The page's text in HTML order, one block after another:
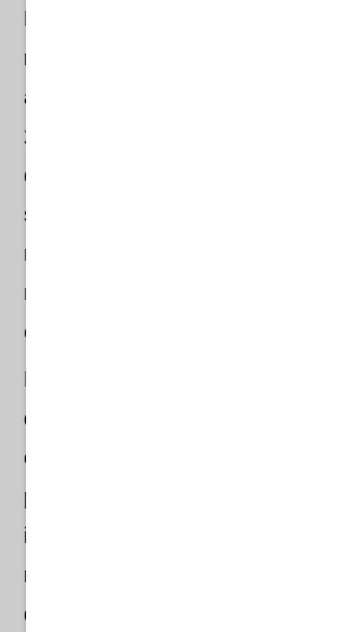
Patto industriale “per ridurre i
mentre si moltiplicano le
anche davanti alla sede delle
2009, l’industria siderurgica
quasi 100.000 posti di lavoro.
stati annunciati
nell'automotive.
moltiplicando anche nei settori
e dei materiali di base
La priorità del nuovo Patto
di “rendere l'Europa
ossia far ricadere
popolari il costo del complesso
industriale (“Dategli pure altre
ma compratele da noi”, ha
questa chiave, von der Leyen